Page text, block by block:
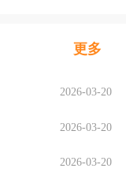
更多
2026-03-20
2026-03-20
2026-03-20